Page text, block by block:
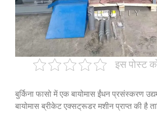
इस पोस्ट
बुर्किना फासो में एक बायोमास ईंधन प्रसंस्करण
बायोमास ब्रीकेट एक्सट्रूडर मशीन प्राप्त की है